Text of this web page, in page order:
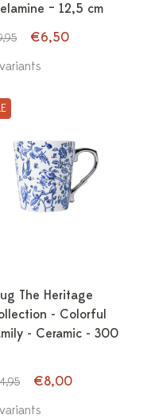
– 12,5 cm
€6,50
The Heritage
- Colorful
- Ceramic - 300
€8,00